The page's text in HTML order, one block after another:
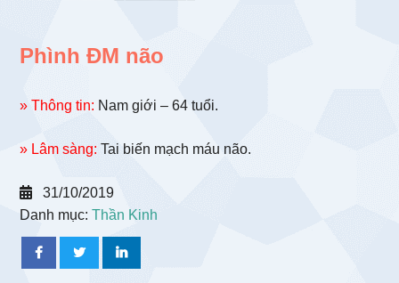
Phình ĐM não
» Thông tin: Nam giới – 64 tuổi.
» Lâm sàng: Tai biến mạch máu não.
31/10/2019
Danh mục:Thần Kinh